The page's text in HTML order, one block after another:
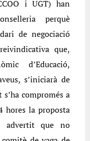
i UGT) han
perquè
de negociació
que,
d’Educació,
s’iniciarà de
compromés a
hores la proposta
advertit que no